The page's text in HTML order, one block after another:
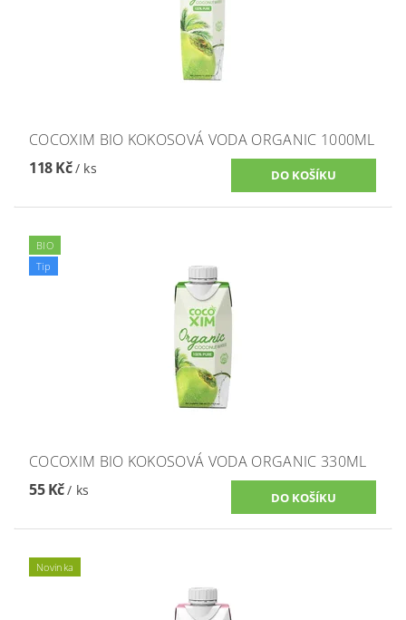
COCOXIM BIO KOKOSOVÁ VODA ORGANIC 1000ML
118 Kč/ ks
BIO
Tip
COCOXIM BIO KOKOSOVÁ VODA ORGANIC 330ML
55 Kč/ ks
Novinka